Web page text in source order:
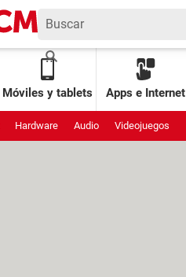
Móviles y tablets Apps e Internet
Hardware Audio Videojuegos